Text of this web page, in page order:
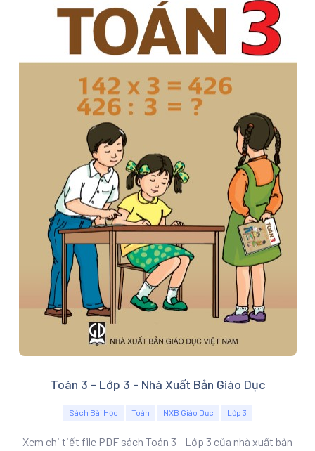
Toán 3 - Lớp 3 - Nhà Xuất Bản Giáo Dục
Sách Bài Học Toán NXB Giáo Dục Lớp 3
Xem chi tiết file PDF sách Toán 3 - Lớp 3 của nhà xuất bản